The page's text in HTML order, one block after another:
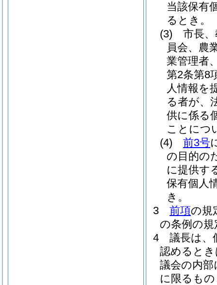
当該保有
るとき。
(3)
市長
員会、農
業管理者
第2条第8
人情報を
る者が、
供に係る
ことにつ
(4)
前3号
の目的の
に提供す
保有個人
き。
3
前項の規
の条例の
4
議長は、
認めると
議会の内
に限るも